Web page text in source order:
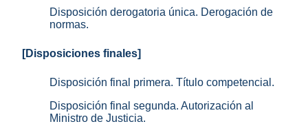
Disposición derogatoria única. Derogación de
normas.
[Disposiciones finales]
Disposición final primera. Título competencial.
Disposición final segunda. Autorización al
Ministro de Justicia.